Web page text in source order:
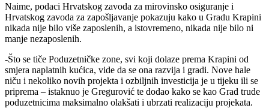
Naime, podaci Hrvatskog zavoda za mirovinsko osiguranje i
Hrvatskog zavoda za zapošljavanje pokazuju kako u Gradu Krapini
nikada nije bilo više zaposlenih, a istovremeno, nikada nije bilo ni
manje nezaposlenih.
-Što se tiče Poduzetničke zone, svi koji dolaze prema Krapini od
smjera naplatnih kućica, vide da se ona razvija i gradi. Nove hale
niču i nekoliko novih projekta i ozbiljnih investicija je u tijeku ili se
priprema – istaknuo je Gregurović te dodao kako se kao Grad trude
poduzetnicima maksimalno olakšati i ubrzati realizaciju projekata.